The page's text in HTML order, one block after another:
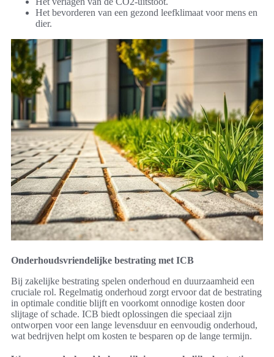
Het bevorderen van een gezond leefklimaat voor mens en
dier.
Onderhoudsvriendelijke bestrating met ICB
Bij zakelijke bestrating spelen onderhoud en duurzaamheid een
cruciale rol. Regelmatig onderhoud zorgt ervoor dat de bestrating
in optimale conditie blijft en voorkomt onnodige kosten door
slijtage of schade. ICB biedt oplossingen die speciaal zijn
ontworpen voor een lange levensduur en eenvoudig onderhoud,
wat bedrijven helpt om kosten te besparen op de lange termijn.